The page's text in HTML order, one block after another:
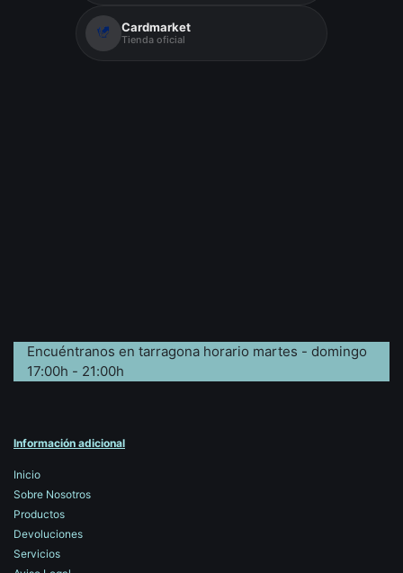
Cardmarket
Tienda oficial
Encuéntranos en tarragona horario martes - domingo
17:00h - 21:00h
Información adicional
Inicio
Sobre Nosotros
Productos
Devoluciones
Servicios